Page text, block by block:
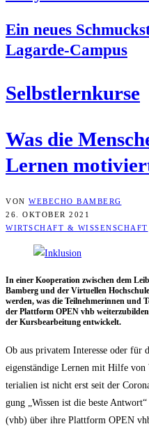
Ein neu­es
Lagarde-Campus
Selbst­lern­kur­se
Was die
Ler­nen
VON WEBECHO BAMBERG
26. OKTOBER 2021
WIRTSCHAFT & WISSENSCHAFT
In einer Koope­ra­ti­on zwi­schen dem
Bam­berg und der Vir­tu­el­len
wer­den, was die Teil­neh­me­rin­nen und
der Platt­form OPEN vhb
der Kurs­be­ar­bei­tung entwickelt.
Ob aus pri­va­tem Inter­es­se oder für
eigen­stän­di­ge Ler­nen mit Hil­fe
te­ria­li­en ist nicht erst seit der
gung „Wis­sen ist die bes­te
(vhb) über ihre Platt­form OPEN